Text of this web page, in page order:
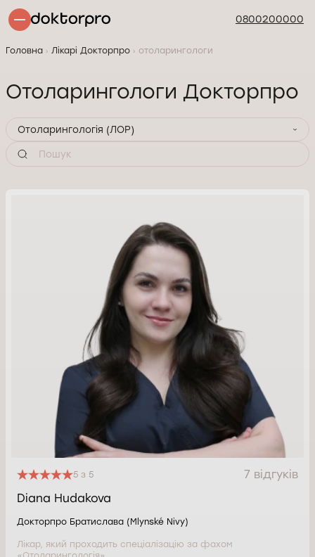
0800200000
Головна Лікарі Докторпро отоларингологи
Отоларингологи Докторпро
Отоларингологія (ЛОР)
5 з 5
7 відгуків
Diana Hudakova
Докторпро Братислава (Mlynské Nivy)
Лікар, який проходить спеціалізацію за фахом